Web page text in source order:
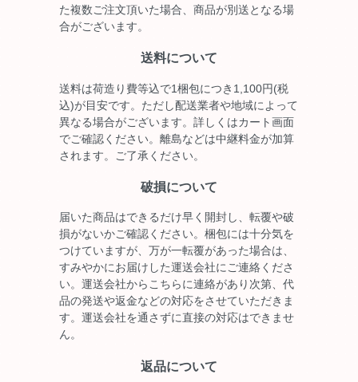
た複数ご注文頂いた場合、商品が別送となる場
合がございます。
送料について
送料は荷造り費等込で1梱包につき1,100円(税
込)が目安です。ただし配送業者や地域によって
異なる場合がございます。詳しくはカート画面
でご確認ください。離島などは中継料金が加算
されます。ご了承ください。
破損について
届いた商品はできるだけ早く開封し、転覆や破
損がないかご確認ください。梱包には十分気を
つけていますが、万が一転覆があった場合は、
すみやかにお届けした運送会社にご連絡くださ
い。運送会社からこちらに連絡があり次第、代
品の発送や返金などの対応をさせていただきま
す。運送会社を通さずに直接の対応はできませ
ん。
返品について